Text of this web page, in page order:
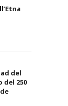
del
del 250